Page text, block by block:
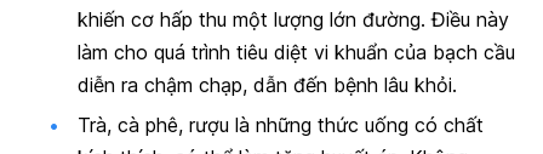
khiến cơ hấp thu một lượng lớn đường. Điều này
làm cho quá trình tiêu diệt vi khuẩn của bạch cầu
diễn ra chậm chạp, dẫn đến bệnh lâu khỏi.
Trà, cà phê, rượu là những thức uống có chất